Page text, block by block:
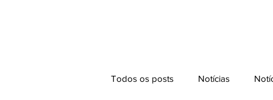
Todos os posts Notícias